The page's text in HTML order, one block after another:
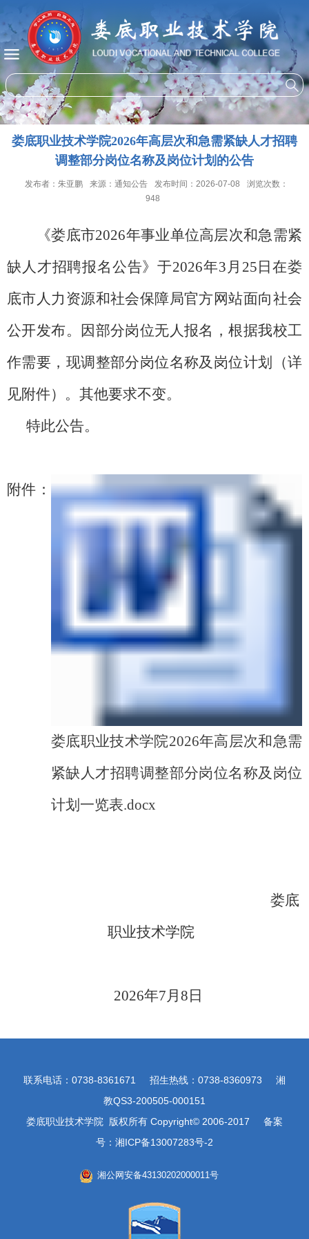
娄底职业技术学院2026年高层次和急需紧缺人才招聘
调整部分岗位名称及岗位计划的公告
发布者：朱亚鹏 来源：通知公告 发布时间：2026-07-08
浏览次数：
948
《娄底市2026年事业单位高层次和急需紧
缺人才招聘报名公告》于2026年3 月 25 日在娄
底市人力资源和社会保障局官方网站面向社会
公开发布。
因部分岗位无人报名，根据我校工
作需要 ， 现调整部分岗位名称及岗位计划（详
见附件） 。其他要求不变。
特此公告。
附件 ：
娄底职业技术学院2026年高层次和急需
紧缺人才招聘调整部分岗位名称及岗位
计划一览表.docx
娄底
职业技术学院
2026年7月 8 日
联系电话：0738-8361671 招生热线：0738-8360973 湘
教QS3-200505-000151
娄底职业技术学院 版权所有 Copyright© 2006-2017 备案
号：湘ICP备13007283号-2
湘公网安备43130202000011号